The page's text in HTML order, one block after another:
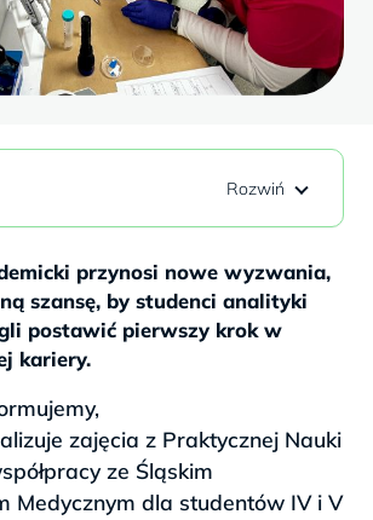
przynosi nowe wyzwania,
szansę, by studenci analityki
postawić pierwszy krok w
kariery.
zajęcia z Praktycznej Nauki
ze Śląskim
Medycznym dla studentów IV i V